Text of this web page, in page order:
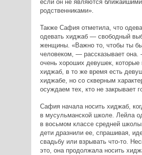
если он не являются ближайшими
родственниками».
Также Сафия отметила, что
одевать хиджаб — свободный
женщины. «Важно то, чтобы ты
человеком, — рассказывает
очень хороших девушек, которые
хиджаб, в то же время есть
хиджабе, но со скверным
осуждаем тех, кто не закрывает
Сафия начала носить хиджаб,
в мусульманской школе. Лейла
в восьмом классе средней
дети дразнили ее, спрашивая,
свадьбу или взрывать что-то.
это, она продолжала носить